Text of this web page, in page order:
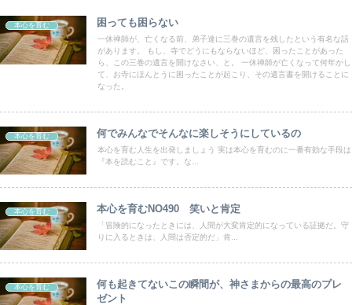
本心を育む 困っても困らない
一休禅師が、亡くなる前、弟子達に三巻の遺言を残したという有名な話
があります。 もし、寺でどうにもならないほど、困ったことがあった
ら、この三巻の遺言を開けなさい、と。 一休禅師が亡くなって何年かし
て、お寺にほんとうに困ったことが起こり、その遺言書を開けることに
なった。
本心を育む 何でみんなでそんなに楽しそうにしているの
本心を育む人生を出発しましょう 実は本心を育むのに一番有効な手段は
『本を読むこと』です。な...
本心を育む 本心を育むNO490 笑いと肯定
「冒険的になったときには、人間が大変肯定的になっている証拠だ。守
りに入るときは、人間は否定的だ」肯...
本心を育む
何も起きてないこの瞬間が、神さまからの最高のプレ
ゼント